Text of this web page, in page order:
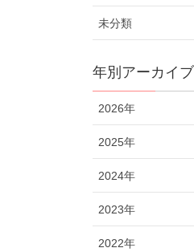
未分類
年別アーカイブ
2026年
2025年
2024年
2023年
2022年